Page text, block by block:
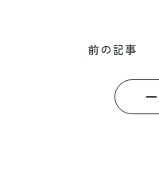
前の記事